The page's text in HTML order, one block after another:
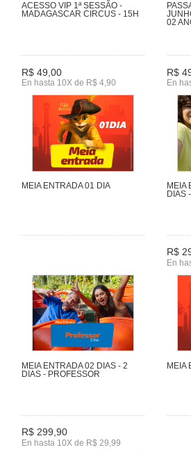
ACESSO VIP 1ª SESSÃO -
MADAGASCAR CIRCUS - 15H
R$ 49,00
En hasta 10X de R$ 4,90
02
R$
En
MEIA ENTRADA 01 DIA
MEIA
DIAS
R$
En
MEIA ENTRADA 02 DIAS - 2
DIAS - PROFESSOR
R$ 299,90
En hasta 10X de R$ 29,99
MEIA